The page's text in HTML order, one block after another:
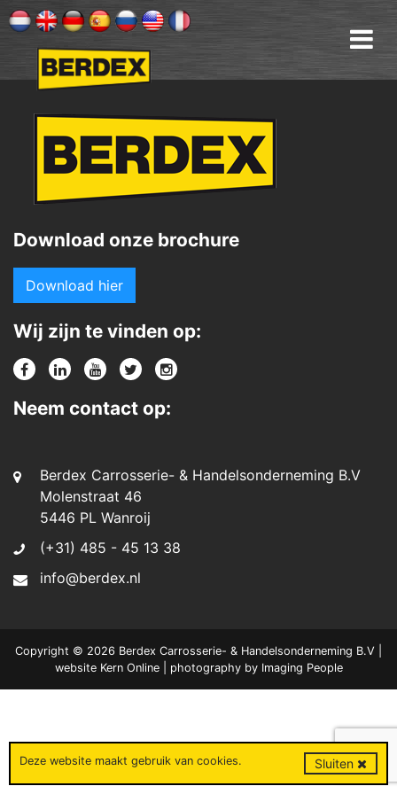
Download onze brochure
Download hier
Wij zijn te vinden op:
Neem contact op:
Berdex Carrosserie- & Handelsonderneming B.V
Molenstraat 46
5446 PL Wanroij
(+31) 485 - 45 13 38
info@berdex.nl
Copyright © 2026 Berdex Carrosserie- & Handelsonderneming B.V |
website Kern Online| photography by Imaging People
Deze website maakt gebruik van cookies. Sluiten